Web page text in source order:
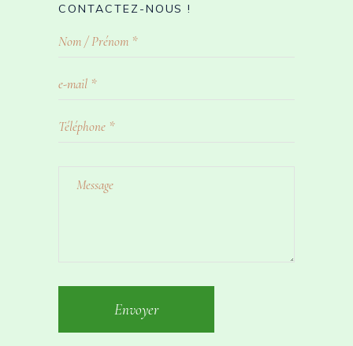
CONTACTEZ-NOUS !
Envoyer